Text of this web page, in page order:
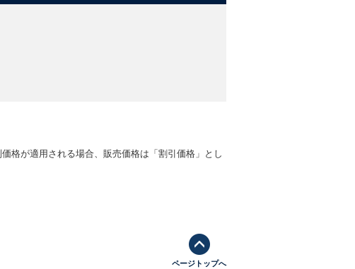
格が適用される場合、販売価格は「割引価格」とし
ページトップへ